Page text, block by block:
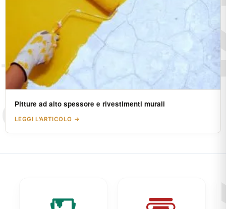
Pitture ad alto spessore e rivestimenti murali
LEGGI L'ARTICOLO →